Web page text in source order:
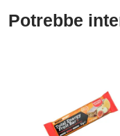
Potrebbe